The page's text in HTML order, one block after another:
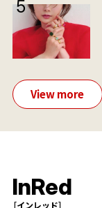
View more
InRed
［インレッド］